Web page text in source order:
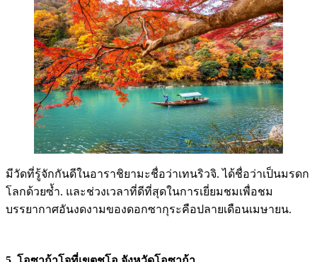
มีวัดที่รู้จักกันดีในอาราชิยามะชื่อว่าเทนริวจิ. ได้ชื่อว่าเป็นมรดก
โลกด้วยซ้ำ. และช่วงเวลาที่ดีที่สุดในการเยี่ยมชมเพื่อชม
บรรยากาศอันงดงามของดอกซากุระคือปลายเดือนเมษายน.